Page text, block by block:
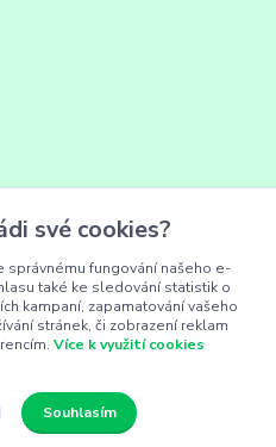
své cookies?
správnému fungování našeho e-
také ke sledování statistik o
kampaní, zapamatování vašeho
stránek, či zobrazení reklam
Více k využití cookies
Souhlasím